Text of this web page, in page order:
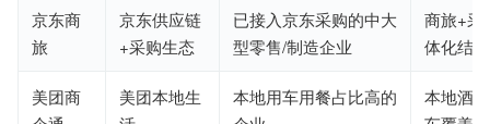
京东商
旅
京东供应链
+采购生态
已接入京东采购的中大
型零售/制造企业
商旅+采
体化结算
美团商
美团本地生
本地用车用餐占比高的
本地酒